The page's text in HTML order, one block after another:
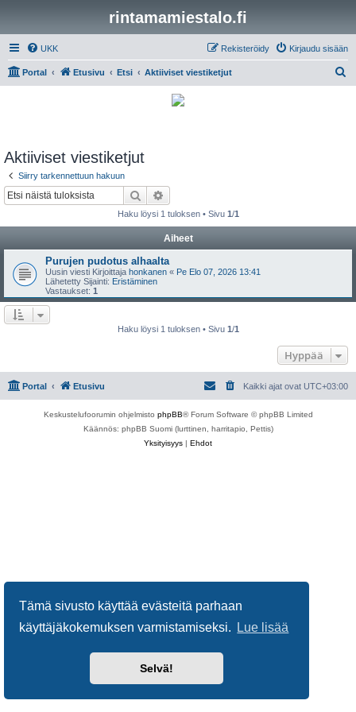
Tämä sivusto käyttää evästeitä parhaan
käyttäjäkokemuksen varmistamiseksi.
Lue lisää
Selvä!
rintamamiestalo.fi
UKK Kirjaudu sisään
Rekisteröidy
Portal Etusivu Etsi Aktiiviset viestiketjut
Aktiiviset viestiketjut
Siirry tarkennettuun hakuun
Etsi
Haku löysi 1 tuloksen • Sivu 1/1
Aiheet
Purujen pudotus alhaalta
Uusin viesti Kirjoittaja honkanen « Pe Elo 07, 2026 13:41
Lähetetty Sijainti: Eristäminen
Vastaukset: 1
Haku löysi 1 tuloksen • Sivu 1/1
Hyppää
Portal Etusivu Kaikki ajat ovat UTC+03:00
Keskustelufoorumin ohjelmisto phpBB® Forum Software © phpBB Limited
Käännös: phpBB Suomi (lurttinen, harritapio, Pettis)
Yksityisyys | Ehdot